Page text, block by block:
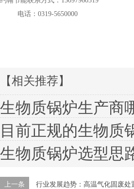
电话：0319-5650000
【相关推荐】
生物质锅炉生产商
目前正规的生物质
生物质锅炉选型思
上一条 行业发展趋势：高温气化固废